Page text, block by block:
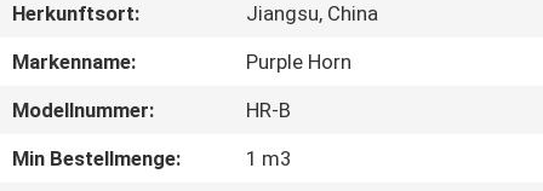
ÜBER
UNS
FABRIK-
Herkunftsort:
Jiangsu, China
Markenname:
Purple Horn
Modellnummer:
HR-B
Min Bestellmenge:
1 m3